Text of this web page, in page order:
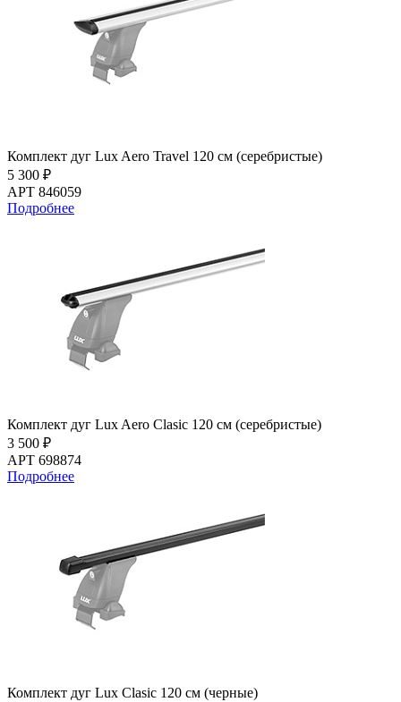
Комплект дуг Lux Aero Travel 120 см (серебристые)
5 300 ₽
АРТ 846059
Подробнее
Комплект дуг Lux Aero Clasic 120 см (серебристые)
3 500 ₽
АРТ 698874
Подробнее
Комплект дуг Lux Clasic 120 см (черные)